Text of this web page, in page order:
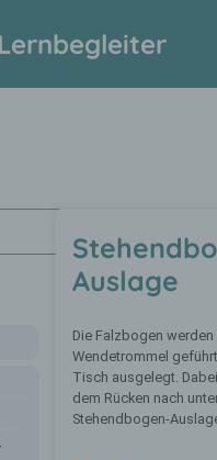
Auslage
Die Falzbogen werden
Wendetrommel
Tisch ausgelegt.
dem Rücken nach
Stehendbogen-